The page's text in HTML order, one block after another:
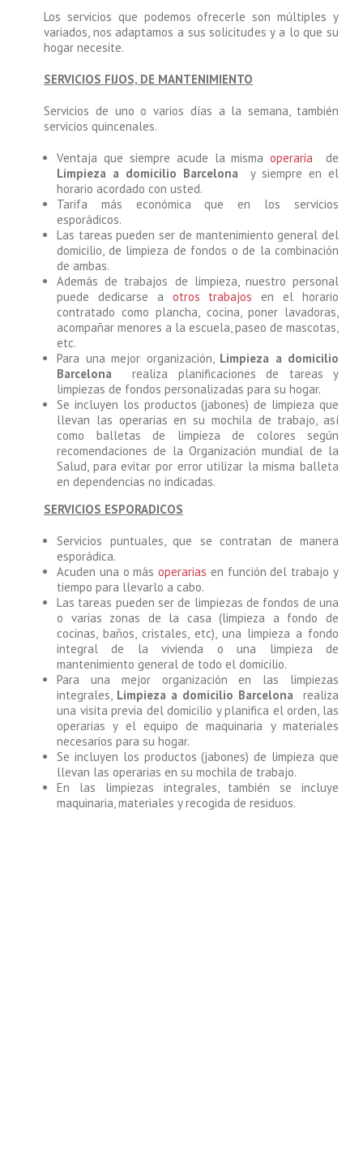
Los servicios que podemos ofrecerle son múltiples y
variados, nos adaptamos a sus solicitudes y a lo que su
hogar necesite.
SERVICIOS FIJOS, DE MANTENIMIENTO
Servicios de uno o varios días a la semana, también
servicios quincenales.
Ventaja que siempre acude la mismaoperaria de
Limpieza a domicilio Barcelona
y siempre en el
horario acordado con usted.
Tarifa más económica que en los servicios
esporádicos.
Las tareas pueden ser de mantenimiento general del
domicilio, de limpieza de fondos o de la combinación
de ambas.
Además de trabajos de limpieza, nuestro personal
puede dedicarse a otros trabajos en el horario
contratado como plancha, cocina, poner lavadoras,
acompañar menores a la escuela, paseo de mascotas,
etc.
Para una mejor organización, Limpieza a domicilio
Barcelona
realiza planificaciones de tareas y
limpiezas de fondos personalizadas para su hogar.
Se incluyen los productos (jabones) de limpieza que
llevan las operarias en su mochila de trabajo, así
como balletas de limpieza de colores según
recomendaciones de la Organización mundial de la
Salud, para evitar por error utilizar la misma balleta
en dependencias no indicadas.
SERVICIOS ESPORADICOS
Servicios puntuales, que se contratan de manera
esporádica.
Acuden una o másoperarias en función del trabajo y
tiempo para llevarlo a cabo.
Las tareas pueden ser de limpiezas de fondos de una
o varias zonas de la casa (limpieza a fondo de
cocinas, baños, cristales, etc), una limpieza a fondo
integral de la vivienda o una limpieza de
mantenimiento general de todo el domicilio.
Para una mejor organización en las limpiezas
integrales, Limpieza a domicilio Barcelona
realiza
una visita previa del domicilio y planifica el orden, las
operarias y el equipo de maquinaria y materiales
necesarios para su hogar.
Se incluyen los productos (jabones) de limpieza que
llevan las operarias en su mochila de trabajo.
En las limpiezas integrales, también se incluye
maquinaria, materiales y recogida de residuos.